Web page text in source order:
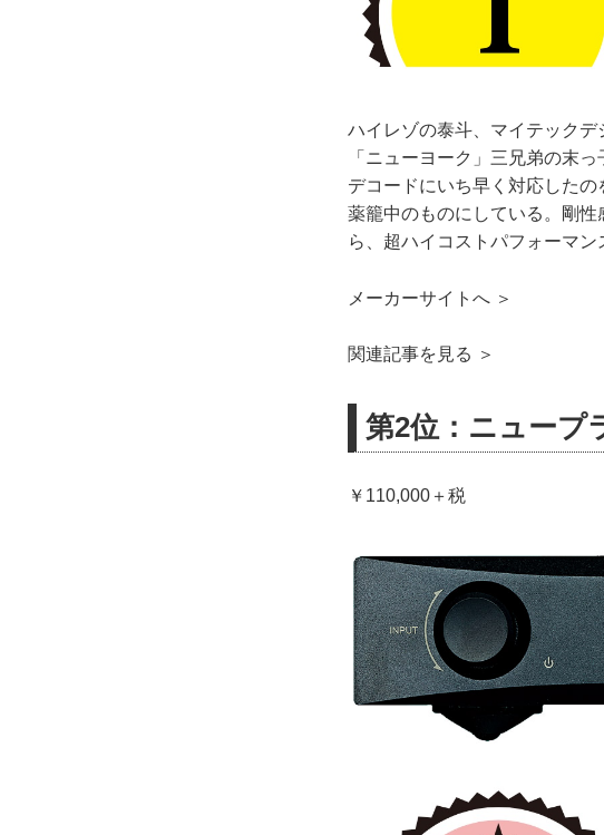
ハイレゾの泰斗、マイテック
「ニューヨーク」三兄弟の末
デコードにいち早く対応した
薬籠中のものにしている。剛
ら、超ハイコストパフォーマン
メーカーサイトへ ＞
関連記事を見る ＞
第2位：ニュー
￥110,000＋税